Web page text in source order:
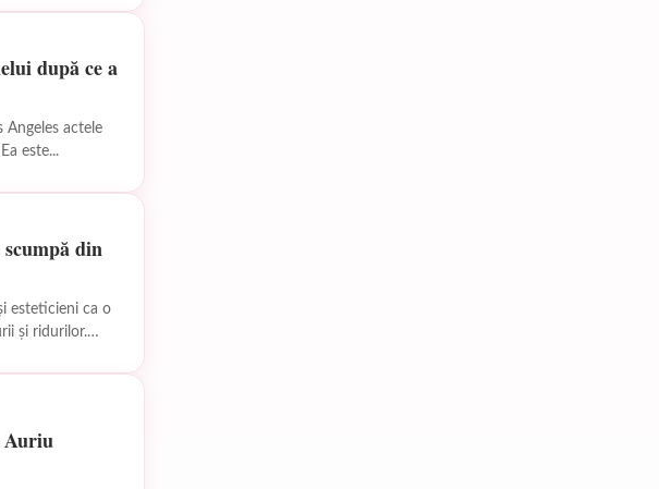
după ce a
Angeles actele
este...
din
esteticieni ca o
și ridurilor.
Auriu